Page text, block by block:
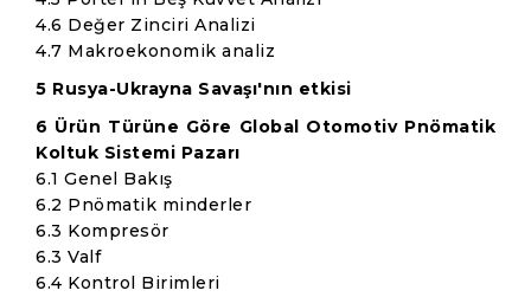
4.6 Değer Zinciri Analizi
4.7 Makroekonomik analiz
5 Rusya-Ukrayna Savaşı'nın etkisi
6 Ürün Türüne Göre Global Otomotiv Pnömatik
Koltuk Sistemi Pazarı
6.1 Genel Bakış
6.2 Pnömatik minderler
6.3 Kompresör
6.3 Valf
6.4 Kontrol Birimleri